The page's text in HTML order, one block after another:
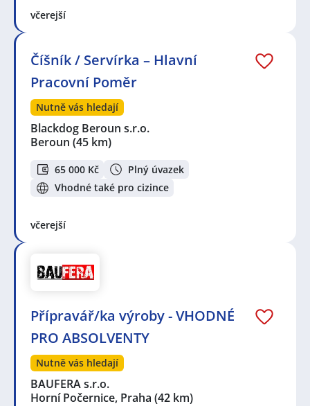
Jirčany, Psáry
včerejší
Číšník / Servírka – Hlavní
Pracovní Poměr
Nutně vás hledají
Blackdog Beroun s.r.o.
Beroun (45 km)
65 000 Kč
Plný úvazek
Vhodné také pro cizince
včerejší
Přípravář/ka výroby - VHODNÉ
PRO ABSOLVENTY
Nutně vás hledají
BAUFERA s.r.o.
Horní Počernice, Praha (42 km)